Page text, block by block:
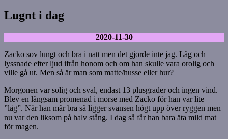
Lugnt i dag
2020-11-30
Zacko sov lungt och bra i natt men det gjorde inte jag. Låg och
lyssnade efter ljud ifrån honom och om han skulle vara orolig och
ville gå ut. Men så är man som matte/husse eller hur?
Morgonen var solig och sval, endast 13 plusgrader och ingen vind.
Blev en långsam promenad i morse med Zacko för han var lite
”låg”. När han mår bra så ligger svansen högt upp över ryggen men
nu var den liksom på halv stång. I dag så får han bara äta mild mat
för magen.